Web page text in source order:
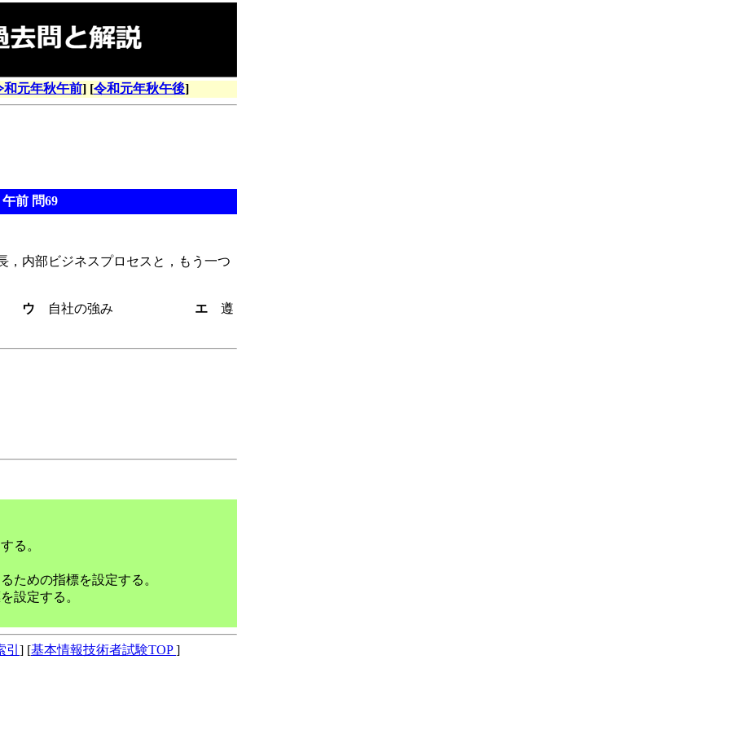
和元年秋午前] [令和元年秋午後]
前 問69
内部ビジネスプロセスと，もう一つ
ウ 自社の強み エ 遵
る。
ための指標を設定する。
設定する。
] [基本情報技術者試験TOP]